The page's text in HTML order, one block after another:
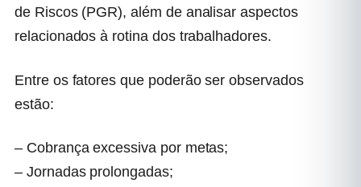
de Riscos (PGR), além de analisar aspectos
relacionados à rotina dos trabalhadores.
Entre os fatores que poderão ser observados
estão:
– Cobrança excessiva por metas;
– Jornadas prolongadas;